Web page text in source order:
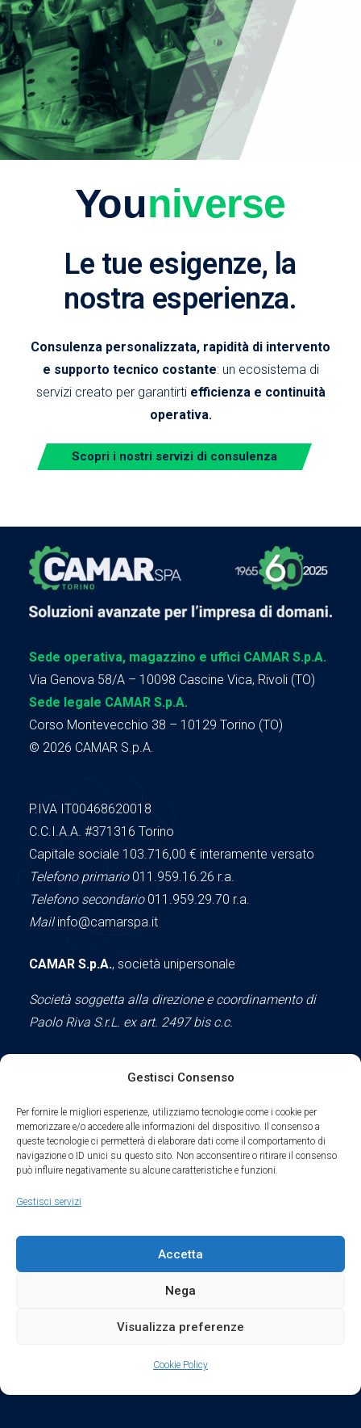
Gestisci Consenso
Per fornire le migliori esperienze, utilizziamo tecnologie come i cookie per
memorizzare e/o accedere alle informazioni del dispositivo. Il consenso a
queste tecnologie ci permetterà di elaborare dati come il comportamento di
navigazione o ID unici su questo sito. Non acconsentire o ritirare il consenso
può influire negativamente su alcune caratteristiche e funzioni.
Gestisci servizi
Accetta
Nega
Visualizza preferenze
Cookie Policy
Youniverse
Le tue esigenze, la
nostra esperienza.
Consulenza personalizzata, rapidità di intervento
e supporto tecnico costante: un ecosistema di
servizi creato per garantirti efficienza e continuità
operativa.
Scopri i nostri servizi di consulenza
Sede operativa, magazzino e uffici CAMAR S.p.A.
Via Genova 58/A – 10098 Cascine Vica, Rivoli (TO)
Sede legale CAMAR S.p.A.
Corso Montevecchio 38 – 10129 Torino (TO)
© 2026 CAMAR S.p.A.
P.IVA IT00468620018
C.C.I.A.A. #371316 Torino
Capitale sociale 103.716,00 € interamente versato
Telefono primario011.959.16.26 r.a.
Telefono secondario011.959.29.70 r.a.
Mailinfo@camarspa.it
CAMAR S.p.A., società unipersonale
Società soggetta alla direzione e coordinamento di
Paolo Riva S.r.L. ex art. 2497 bis c.c.
Cookie Policy
Credits